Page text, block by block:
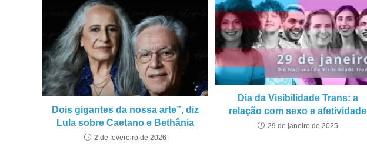
Dois gigantes da nossa arte”, diz
Lula sobre Caetano e Bethânia
2 de fevereiro de 2026
Dia da Visibilidade Trans: a
relação com sexo e afetividade
29 de janeiro de 2025